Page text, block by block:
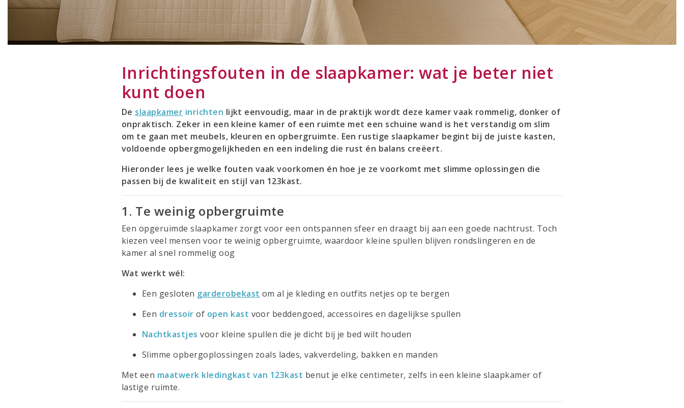
Inrichtingsfouten in de slaapkamer: wat je beter niet
kunt doen
De slaapkamer inrichten lijkt eenvoudig, maar in de praktijk wordt deze kamer vaak rommelig, donker of
onpraktisch. Zeker in een kleine kamer of een ruimte met een schuine wand is het verstandig om slim
om te gaan met meubels, kleuren en opbergruimte. Een rustige slaapkamer begint bij de juiste kasten,
voldoende opbergmogelijkheden en een indeling die rust én balans creëert.
Hieronder lees je welke fouten vaak voorkomen én hoe je ze voorkomt met slimme oplossingen die
passen bij de kwaliteit en stijl van 123kast.
1. Te weinig opbergruimte
Een opgeruimde slaapkamer zorgt voor een ontspannen sfeer en draagt bij aan een goede nachtrust. Toch
kiezen veel mensen voor te weinig opbergruimte, waardoor kleine spullen blijven rondslingeren en de
kamer al snel rommelig oog
Wat werkt wél:
Een gesloten garderobekast om al je kleding en outfits netjes op te bergen
Een dressoir of open kast voor beddengoed, accessoires en dagelijkse spullen
Nachtkastjes voor kleine spullen die je dicht bij je bed wilt houden
Slimme opbergoplossingen zoals lades, vakverdeling, bakken en manden
Met een maatwerk kledingkast van 123kast benut je elke centimeter, zelfs in een kleine slaapkamer of
lastige ruimte.